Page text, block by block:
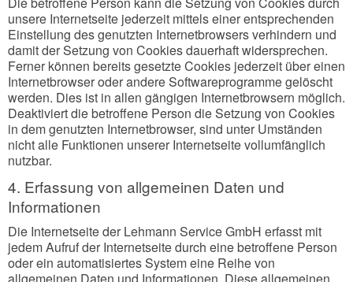
unsere Internetseite jederzeit mittels einer entsprechenden
Einstellung des genutzten Internetbrowsers verhindern und
damit der Setzung von Cookies dauerhaft widersprechen.
Ferner können bereits gesetzte Cookies jederzeit über einen
Internetbrowser oder andere Softwareprogramme gelöscht
werden. Dies ist in allen gängigen Internetbrowsern möglich.
Deaktiviert die betroffene Person die Setzung von Cookies
in dem genutzten Internetbrowser, sind unter Umständen
nicht alle Funktionen unserer Internetseite vollumfänglich
nutzbar.
4. Erfassung von allgemeinen Daten und
Informationen
Die Internetseite der Lehmann Service GmbH erfasst mit
jedem Aufruf der Internetseite durch eine betroffene Person
oder ein automatisiertes System eine Reihe von
allgemeinen Daten und Informationen. Diese allgemeinen